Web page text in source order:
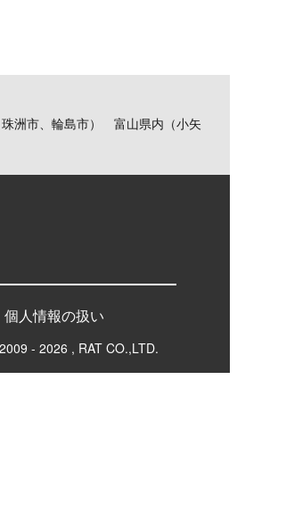
珠洲市、輪島市） 富山県内（小矢
個人情報の扱い
- 2026 , RAT CO.,LTD.